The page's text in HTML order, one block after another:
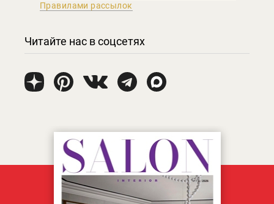
Правилами рассылок
Читайте нас в соцсетях